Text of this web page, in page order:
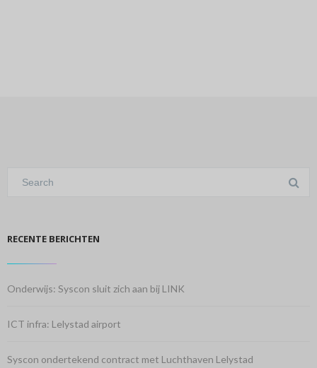
RECENTE BERICHTEN
Onderwijs: Syscon sluit zich aan bij LINK
ICT infra: Lelystad airport
Syscon ondertekend contract met Luchthaven Lelystad